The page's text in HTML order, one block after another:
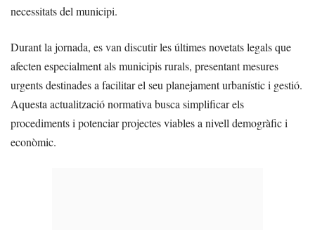
necessitats del municipi.
Durant la jornada, es van discutir les últimes novetats legals que
afecten especialment als municipis rurals, presentant mesures
urgents destinades a facilitar el seu planejament urbanístic i gestió.
Aquesta actualització normativa busca simplificar els
procediments i potenciar projectes viables a nivell demogràfic i
econòmic.